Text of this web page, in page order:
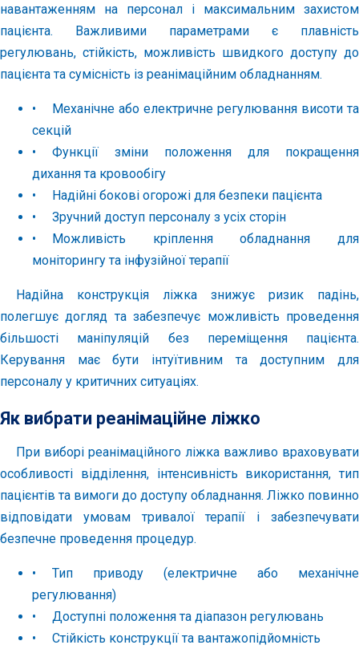
навантаженням на персонал і максимальним захистом
пацієнта. Важливими параметрами є плавність
регулювань, стійкість, можливість швидкого доступу до
пацієнта та сумісність із реанімаційним обладнанням.
•
Механічне або електричне регулювання висоти та
секцій
•
Функції зміни положення для покращення
дихання та кровообігу
•
Надійні бокові огорожі для безпеки пацієнта
•
Зручний доступ персоналу з усіх сторін
•
Можливість кріплення обладнання для
моніторингу та інфузійної терапії
Надійна конструкція ліжка знижує ризик падінь,
полегшує догляд та забезпечує можливість проведення
більшості маніпуляцій без переміщення пацієнта.
Керування має бути інтуїтивним та доступним для
персоналу у критичних ситуаціях.
Як вибрати реанімаційне ліжко
При виборі реанімаційного ліжка важливо враховувати
особливості відділення, інтенсивність використання, тип
пацієнтів та вимоги до доступу обладнання. Ліжко повинно
відповідати умовам тривалої терапії і забезпечувати
безпечне проведення процедур.
•
Тип приводу (електричне або механічне
регулювання)
•
Доступні положення та діапазон регулювань
•
Стійкість конструкції та вантажопідйомність